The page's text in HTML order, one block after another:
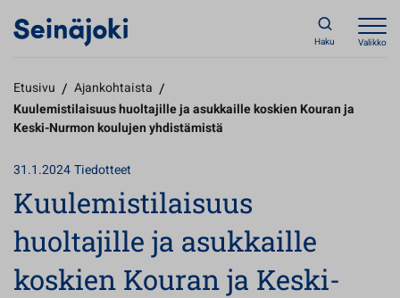
Haku Valikko
Etusivu / Ajankohtaista /
Kuulemistilaisuus huoltajille ja asukkaille koskien Kouran ja
Keski-Nurmon koulujen yhdistämistä
31.1.2024Tiedotteet
Kuulemistilaisuus
huoltajille ja asukkaille
koskien Kouran ja Keski-